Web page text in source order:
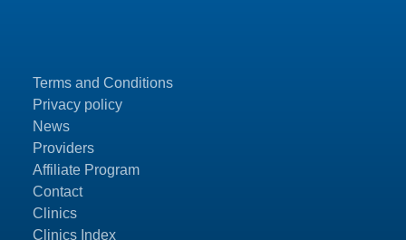
Terms and Conditions
Privacy policy
News
Providers
Affiliate Program
Contact
Clinics
Clinics Index